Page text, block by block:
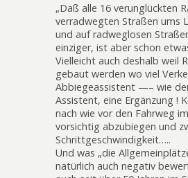
„Daß alle 16 verunglückten
verradwegten Straßen ums
und auf radweglosen
einziger, ist aber schon
Vielleicht auch deshalb weil
gebaut werden wo viel
Abbiegeassistent —– wie
Assistent, eine Ergänzung !
nach wie vor den Fahrweg
vorsichtig abzubiegen und
Schrittgeschwindigkeit…..
Und was „die
natürlich auch negativ